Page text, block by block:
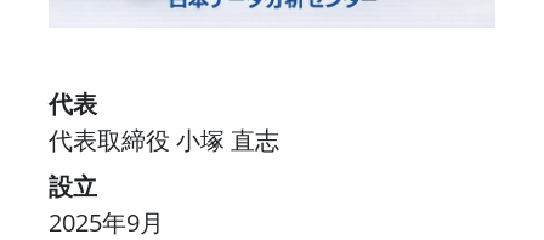
代表
代表取締役 小塚 直志
設立
2025年9月